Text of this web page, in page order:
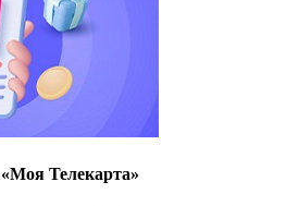
Телекарта»